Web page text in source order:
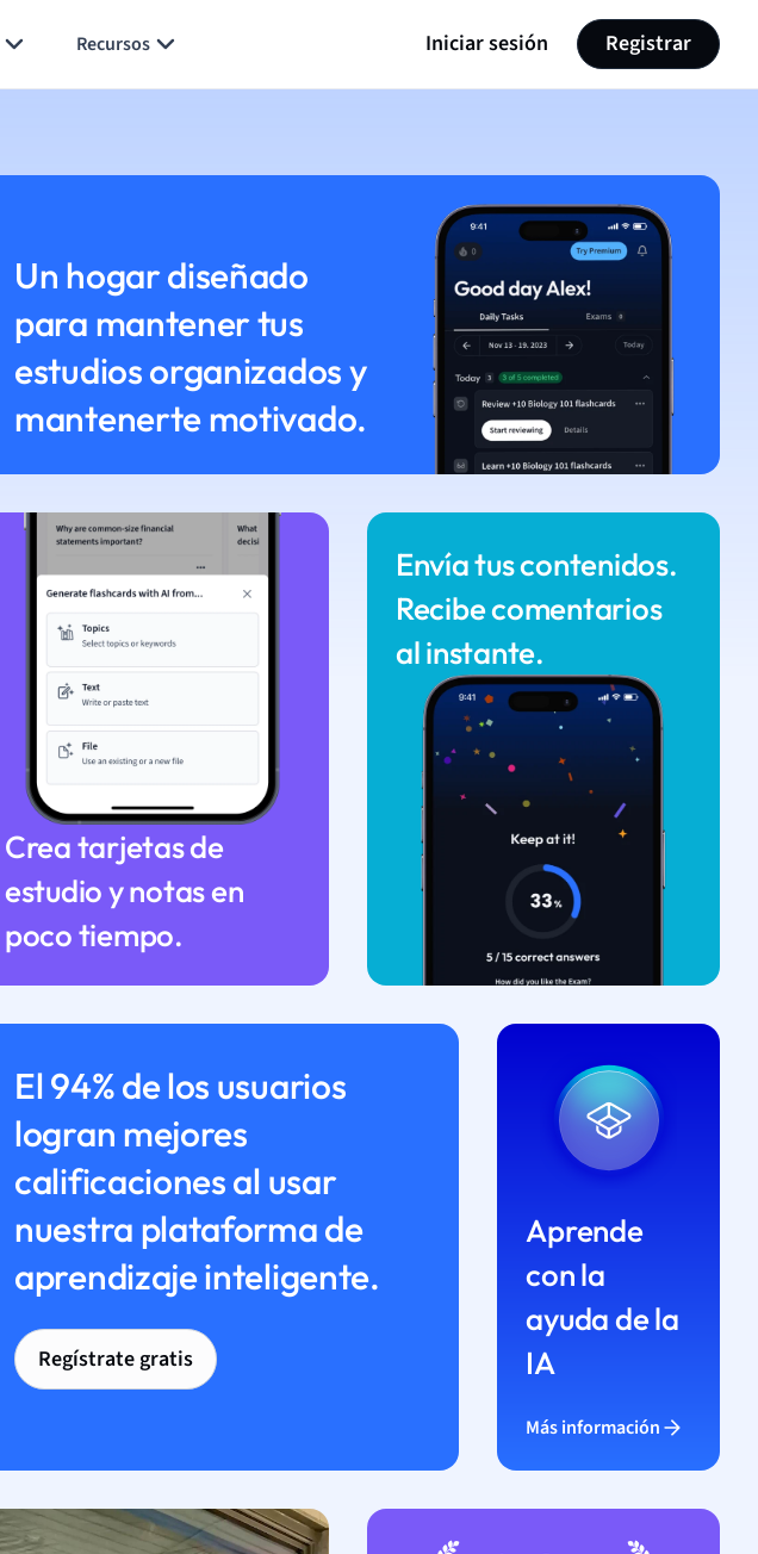
Recursos Iniciar sesión Registrar
Un hogar diseñado
para mantener tus
estudios organizados y
mantenerte motivado.
Crea tarjetas de
estudio y notas en
poco tiempo.
Envía tus contenidos.
Recibe comentarios
al instante.
El 94% de los usuarios
logran mejores
calificaciones al usar
nuestra plataforma de
aprendizaje inteligente.
Regístrate gratis
Aprende
con la
ayuda de la
IA
Más información